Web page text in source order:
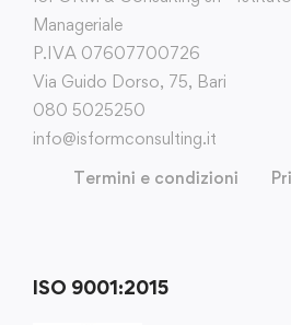
Manageriale
P.IVA 07607700726
Via Guido Dorso, 75, Bari
080 5025250
info@isformconsulting.it
Termini e condizioni
ISO 9001:2015